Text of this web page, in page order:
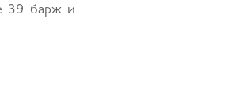
39 барж и